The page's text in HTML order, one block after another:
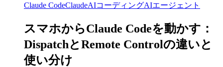
Claude CodeClaudeAIコーディングAIエージェント
スマホからClaude Codeを動かす：
DispatchとRemote Controlの違いと
使い分け